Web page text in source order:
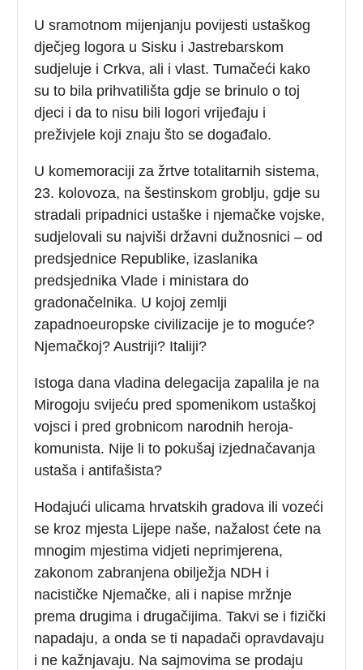
U sramotnom mijenjanju povijesti ustaškog
dječjeg logora u Sisku i Jastrebarskom
sudjeluje i Crkva, ali i vlast. Tumačeći kako
su to bila prihvatilišta gdje se brinulo o toj
djeci i da to nisu bili logori vrijeđaju i
preživjele koji znaju što se događalo.
U komemoraciji za žrtve totalitarnih sistema,
23. kolovoza, na šestinskom groblju, gdje su
stradali pripadnici ustaške i njemačke vojske,
sudjelovali su najviši državni dužnosnici – od
predsjednice Republike, izaslanika
predsjednika Vlade i ministara do
gradonačelnika. U kojoj zemlji
zapadnoeuropske civilizacije je to moguće?
Njemačkoj? Austriji? Italiji?
Istoga dana vladina delegacija zapalila je na
Mirogoju svijeću pred spomenikom ustaškoj
vojsci i pred grobnicom narodnih heroja-
komunista. Nije li to pokušaj izjednačavanja
ustaša i antifašista?
Hodajući ulicama hrvatskih gradova ili vozeći
se kroz mjesta Lijepe naše, nažalost ćete na
mnogim mjestima vidjeti neprimjerena,
zakonom zabranjena obilježja NDH i
nacističke Njemačke, ali i napise mržnje
prema drugima i drugačijima. Takvi se i fizički
napadaju, a onda se ti napadači opravdavaju
i ne kažnjavaju. Na sajmovima se prodaju